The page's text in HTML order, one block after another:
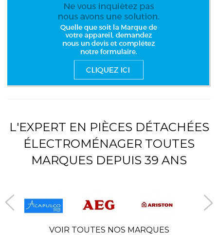
L'EXPERT EN PIÈCES DÉTACHÉES
ÉLECTROMÉNAGER TOUTES
MARQUES DEPUIS 39 ANS
VOIR TOUTES NOS MARQUES